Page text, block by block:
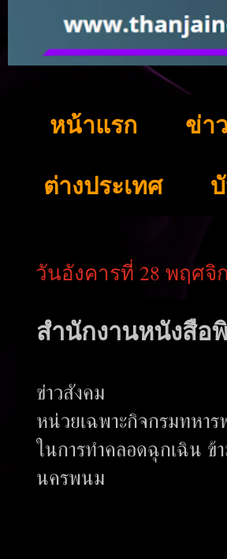
หน้าแรก ข่า
ต่างประเทศ
วันอังคารที่ 28 พฤศจิ
สำนักงานหนังสือ
ข่าวสังคม
หน่วยเฉพาะกิจกรมทหาร
ในการทำคลอดฉุกเฉิน ข้
นครพนม